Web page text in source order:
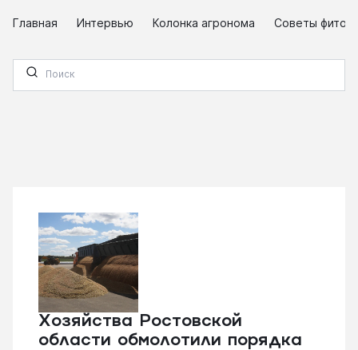
Главная Интервью Колонка агронома Советы
Хозяйства Ростовской
области обмолотили порядка